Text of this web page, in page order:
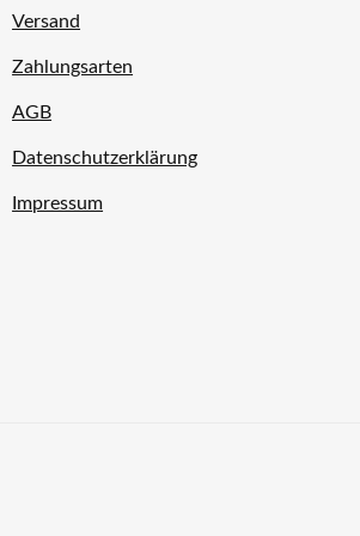
Versand
Zahlungsarten
AGB
Datenschutzerklärung
Impressum